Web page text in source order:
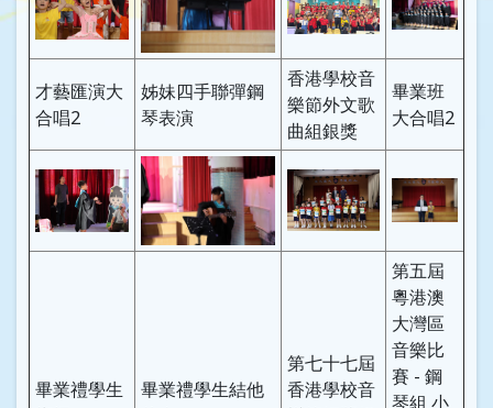
才藝匯演大
合唱2
姊妹四手聯彈鋼
琴表演
香港學校音
樂節外文歌
曲組銀獎
畢業班
大合唱2
畢業禮學生
畢業禮學生結他
第七十七屆
香港學校音
第五屆
粵港澳
大灣區
音樂比
賽 - 鋼
琴組 小